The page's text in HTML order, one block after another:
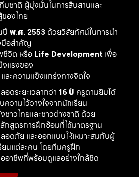
ชาติ ผู้มุ่งมั่นในการสืบสานและ
องไทย
ปี พ.ศ. 2553ด้วยวิสัยทัศน์ในการนำ
มือสำคัญ
วิต หรือ Life Developmentเพื่อ
งแรงของ
ละความแข็งแกร่งทางจิตใจ
อดระยะเวลากว่า 16 ปี ครูดามยิมได้
ความไว้วางใจจากนักเรียน
ชาวไทยและชาวต่างชาติ ด้วย
กสูตรการฝึกซ้อมที่ได้มาตรฐาน
อดภัย และออกแบบให้เหมาะสมกับผู้
ยนแต่ละคน โดยทีมครูฝึก
อาชีพที่พร้อมดูแลอย่างใกล้ชิด